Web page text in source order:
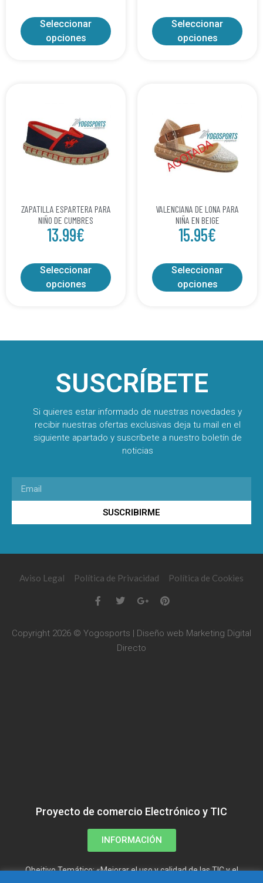
Seleccionar
opciones
Seleccionar
opciones
ZAPATILLA ESPARTERA PARA
NIÑO DE CUMBRES
13.99€
Seleccionar
opciones
VALENCIANA DE LONA PARA
NIÑA EN BEIGE
15.95€
Seleccionar
opciones
SUSCRÍBETE
Si quieres estar informado de nuestras novedades y
recibir nuestras ofertas exclusivas deja tu mail en el
siguiente apartado y suscríbete a nuestro boletín de
noticias
SUSCRIBIRME
Aviso Legal Política de Privacidad Política de Cookies
Copyright 2026 © Yogosports | Diseño web Marketing Digital
Directo
Proyecto de comercio Electrónico y TIC
INFORMACIÓN
Obejtivo Temático: «Mejorar el uso y calidad de las TIC y el